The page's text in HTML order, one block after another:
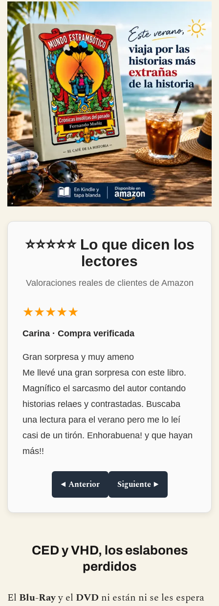
⭐⭐⭐⭐⭐ Lo que dicen los
lectores
Valoraciones reales de clientes de Amazon
★★★★★
Carina · Compra verificada
Gran sorpresa y muy ameno
Me llevé una gran sorpresa con este libro.
Magnífico el sarcasmo del autor contando
historias relaes y contrastadas. Buscaba
una lectura para el verano pero me lo leí
casi de un tirón. Enhorabuena! y que hayan
más!!
◀ Anterior Siguiente ▶
CED y VHD, los eslabones
perdidos
El Blu-Rayy el DVD ni están ni se les espera